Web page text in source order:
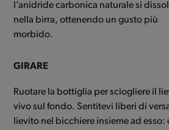
l’anidride carbonica naturale si
nella birra, ottenendo un gusto più
morbido.
GIRARE
Ruotare la bottiglia per sciogliere il
vivo sul fondo. Sentitevi liberi di
lievito nel bicchiere insieme ad esso: